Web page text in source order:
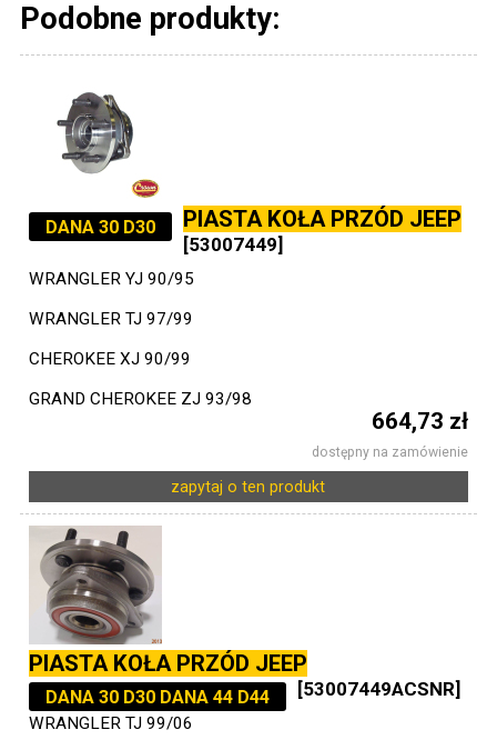
Podobne produkty:
PIASTA KOŁA PRZÓD JEEP
DANA 30 D30
[53007449]
WRANGLER YJ 90/95
WRANGLER TJ 97/99
CHEROKEE XJ 90/99
GRAND CHEROKEE ZJ 93/98
664,73 zł
dostępny na zamówienie
zapytaj o ten produkt
PIASTA KOŁA PRZÓD JEEP
DANA 30 D30 DANA 44 D44 [53007449ACSNR]
WRANGLER TJ 99/06